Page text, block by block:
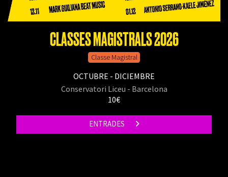
CLASSES MAGISTRALS 2026
Classe Magistral
OCTUBRE - DICIEMBRE
Conservatori Liceu - Barcelona
10€
ENTRADES